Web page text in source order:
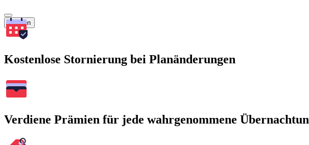
Suchen
Kostenlose Stornierung bei Planänderungen
Verdiene Prämien für jede wahrgenommene